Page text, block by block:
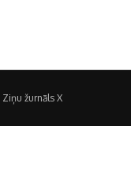
Ziņu žurnāls X